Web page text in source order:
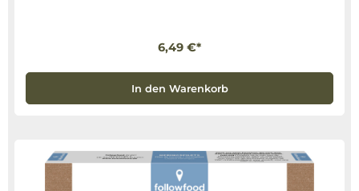
6,49 €*
In den Warenkorb